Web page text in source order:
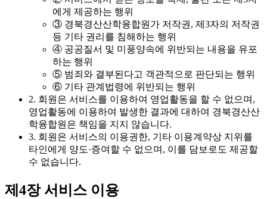
에게 제공하는 행위
③ 경북경산산학융합원가 저작권, 제3자의 저작권
등 기타 권리를 침해하는 행위
④ 공공질서 및 미풍양속에 위반되는 내용을 유포
하는 행위
⑤ 범죄와 결부된다고 객관적으로 판단되는 행위
⑥ 기타 관계법령에 위반되는 행위
2. 회원은 서비스를 이용하여 영업활동을 할 수 없으며,
영업활동에 이용하여 발생한 결과에 대하여 경북경산산
학융합원은 책임을 지지 않습니다.
3. 회원은 서비스의 이용권한, 기타 이용계약상 지위를
타인에게 양도·증여할 수 없으며, 이를 담보로도 제공할
수 없습니다.
제4장 서비스 이용